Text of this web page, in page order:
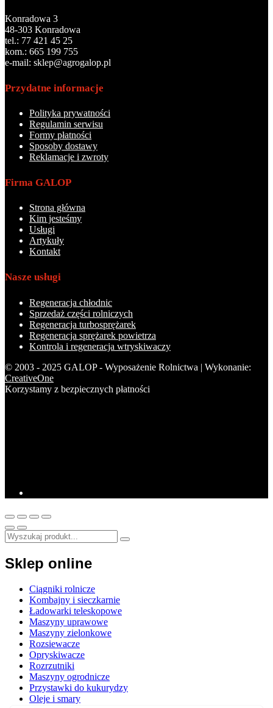
Konradowa 3
48-303 Konradowa
tel.: 77 421 45 25
kom.: 665 199 755
e-mail: sklep@agrogalop.pl
Przydatne informacje
Polityka prywatności
Regulamin serwisu
Formy płatności
Sposoby dostawy
Reklamacje i zwroty
Firma GALOP
Strona główna
Kim jesteśmy
Usługi
Artykuły
Kontakt
Nasze usługi
Regeneracja chłodnic
Sprzedaż części rolniczych
Regeneracja turbosprężarek
Regeneracja sprężarek powietrza
Kontrola i regeneracja wtryskiwaczy
© 2003 - 2025 GALOP - Wyposażenie Rolnictwa | Wykonanie:
CreativeOne
Korzystamy z bezpiecznych płatności
Sklep online
Ciągniki rolnicze
Kombajny i sieczkarnie
Ładowarki teleskopowe
Maszyny uprawowe
Maszyny zielonkowe
Rozsiewacze
Opryskiwacze
Rozrzutniki
Maszyny ogrodnicze
Przystawki do kukurydzy
Oleje i smary